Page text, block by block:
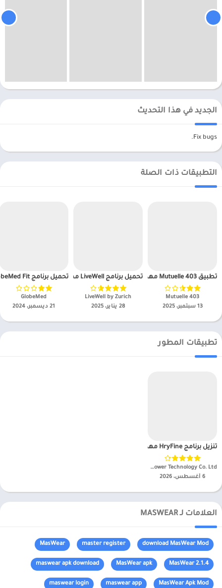
الجديد في هذا التحديث
Fix bugs.
التطبيقات ذات الصلة
تطبيق Mutuelle 403 مهكر
Mutuelle 403‏
13 سبتمبر، 2025
تحميل برنامج LiveWell مهكر APK للاندرويد 2025
LiveWell by Zurich‏
28 يناير، 2025
تحميل برنامج GlobeMed Fit مهكر APK للاندرويد 2025
GlobeMed‏
21 ديسمبر، 2024
تطبيقات المطور
تنزيل برنامج HryFine مهكر APK للاندرويد 2025 للاندرويد
Shenzhen United Power Technology Co. Ltd.‏
6 أغسطس، 2026
العلامات لـ MASWEAR
download MasWear Mod
master register
MasWear
MasWear 2.1.4
MasWear apk
maswear apk download
MasWear Apk Mod
maswear app
maswear login